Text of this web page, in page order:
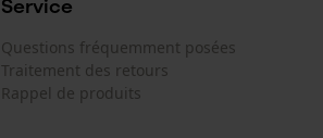
Service
Questions fréquemment posées
Traitement des retours
Rappel de produits
Econda Analytics